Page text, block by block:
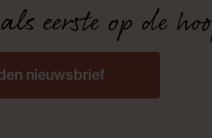
eerste op de
nieuwsbrief